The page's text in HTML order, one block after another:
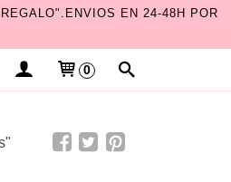
EN 24-48H POR
0